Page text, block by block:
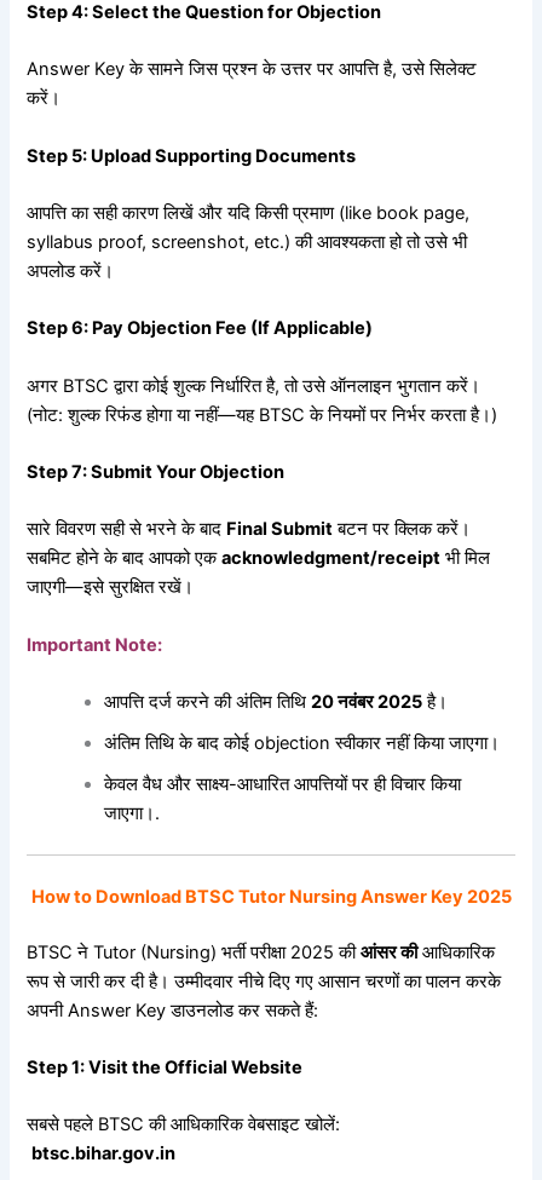
Step 4: Select the Question for Objection
Answer Key के सामने जिस प्रश्न के उत्तर पर आपत्ति है, उसे सिलेक्ट
करें।
Step 5: Upload Supporting Documents
आपत्ति का सही कारण लिखें और यदि किसी प्रमाण (like book page,
syllabus proof, screenshot, etc.) की आवश्यकता हो तो उसे भी
अपलोड करें।
Step 6: Pay Objection Fee (If Applicable)
अगर BTSC द्वारा कोई शुल्क निर्धारित है, तो उसे ऑनलाइन भुगतान करें।
(नोट: शुल्क रिफंड होगा या नहीं—यह BTSC के नियमों पर निर्भर करता है।)
Step 7: Submit Your Objection
सारे विवरण सही से भरने के बाद Final Submitबटन पर क्लिक करें।
सबमिट होने के बाद आपको एकacknowledgment/receipt भी मिल
जाएगी—इसे सुरक्षित रखें।
Important Note:
आपत्ति दर्ज करने की अंतिम तिथि20नवंबर 2025है।
अंतिम तिथि के बाद कोई objection स्वीकार नहीं किया जाएगा।
केवल वैध और साक्ष्य-आधारित आपत्तियों पर ही विचार किया
जाएगा।.
How to Download BTSC Tutor Nursing Answer Key 2025
BTSC ने Tutor (Nursing) भर्ती परीक्षा 2025 कीआंसरकीआधिकारिक
रूप से जारी कर दी है। उम्मीदवार नीचे दिए गए आसान चरणों का पालन करके
अपनी Answer Key डाउनलोड कर सकते हैं:
Step 1: Visit the Official Website
सबसे पहले BTSC की आधिकारिक वेबसाइट खोलें:
btsc.bihar.gov.in